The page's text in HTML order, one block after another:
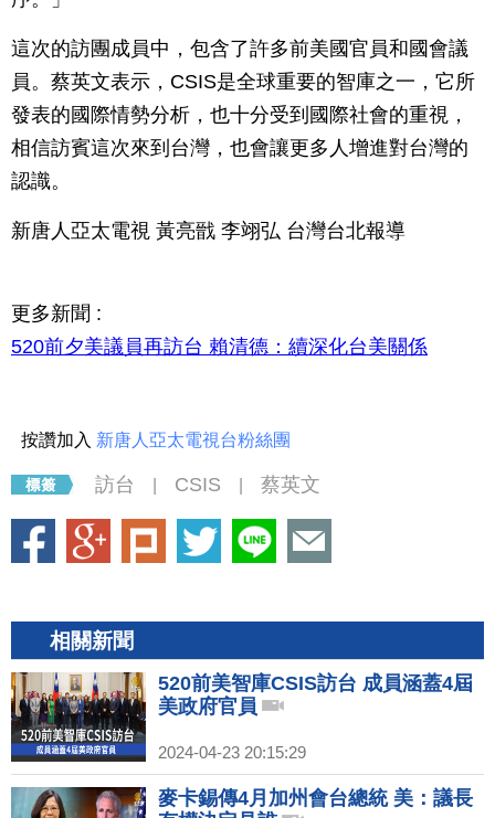
這次的訪團成員中，包含了許多前美國官員和國會議
員。蔡英文表示，CSIS是全球重要的智庫之一，它所
發表的國際情勢分析，也十分受到國際社會的重視，
相信訪賓這次來到台灣，也會讓更多人增進對台灣的
認識。
新唐人亞太電視 黃亮戩 李翊弘 台灣台北報導
更多新聞 :
520前夕美議員再訪台 賴清德：續深化台美關係
按讚加入 新唐人亞太電視台粉絲團
訪台 CSIS 蔡英文
相關新聞
520前美智庫CSIS訪台 成員涵蓋4屆
美政府官員
2024-04-23 20:15:29
麥卡錫傳4月加州會台總統 美：議長